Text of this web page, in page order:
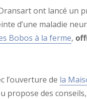
Dransart ont lancé
d’une maladie
Bobos à la ferme,
l’ouverture de la
propose des